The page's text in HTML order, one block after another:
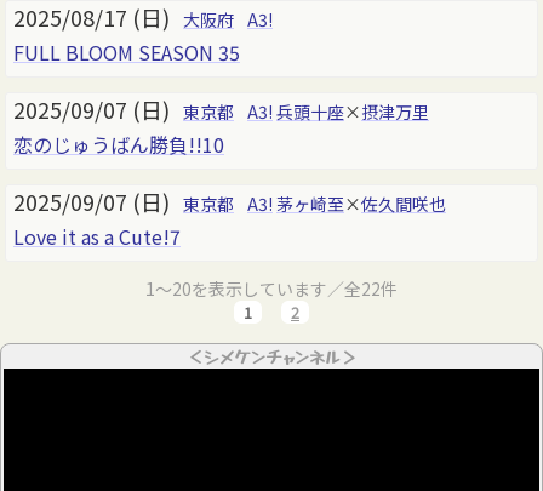
2025/08/17 (日) 大阪府 A3!
FULL BLOOM SEASON 35
2025/09/07 (日) 東京都 A3! 兵頭十座×摂津万里
恋のじゅうばん勝負!!10
2025/09/07 (日) 東京都 A3! 茅ヶ崎至×佐久間咲也
Love it as a Cute!7
1～20を表示しています／全22件
1 2
＜シメケンチャンネル＞